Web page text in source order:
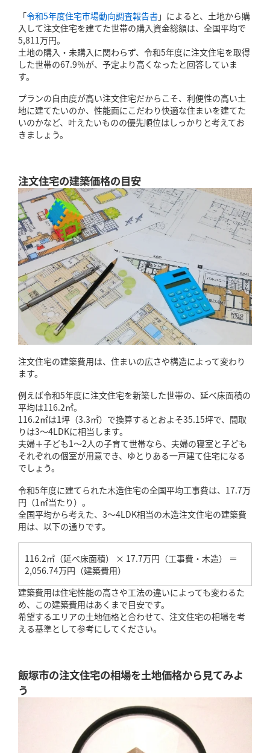
「令和5年度住宅市場動向調査報告書」によると、土地から購
入して注文住宅を建てた世帯の購入資金総額は、全国平均で
5,811万円。
土地の購入・未購入に関わらず、令和5年度に注文住宅を取得
した世帯の67.9％が、予定より高くなったと回答していま
す。
プランの自由度が高い注文住宅だからこそ、利便性の高い土
地に建てたいのか、性能面にこだわり快適な住まいを建てた
いのかなど、叶えたいものの優先順位はしっかりと考えてお
きましょう。
注文住宅の建築価格の目安
注文住宅の建築費用は、住まいの広さや構造によって変わり
ます。
例えば令和5年度に注文住宅を新築した世帯の、延べ床面積の
平均は116.2㎡。
116.2㎡は1坪（3.3㎡）で換算するとおよそ35.15坪で、間取
りは3～4LDKに相当します。
夫婦＋子ども1～2人の子育て世帯なら、夫婦の寝室と子ども
それぞれの個室が用意でき、ゆとりある一戸建て住宅になる
でしょう。
令和5年度に建てられた木造住宅の全国平均工事費は、17.7万
円（1㎡当たり）。
全国平均から考えた、3～4LDK相当の木造注文住宅の建築費
用は、以下の通りです。
116.2㎡（延べ床面積） × 17.7万円（工事費・木造） ＝
2,056.74万円（建築費用）
建築費用は住宅性能の高さや工法の違いによっても変わるた
め、この建築費用はあくまで目安です。
希望するエリアの土地価格と合わせて、注文住宅の相場を考
える基準として参考にしてください。
飯塚市の注文住宅の相場を土地価格から見てみよ
う